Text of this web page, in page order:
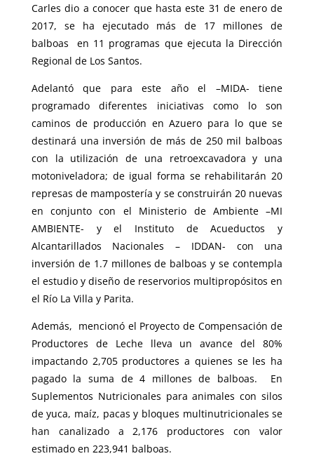
Carles dio a conocer que hasta este 31 de enero de
2017, se ha ejecutado más de 17 millones de
balboas en 11 programas que ejecuta la Dirección
Regional de Los Santos.
Adelantó que para este año el –MIDA- tiene
programado diferentes iniciativas como lo son
caminos de producción en Azuero para lo que se
destinará una inversión de más de 250 mil balboas
con la utilización de una retroexcavadora y una
motoniveladora; de igual forma se rehabilitarán 20
represas de mampostería y se construirán 20 nuevas
en conjunto con el Ministerio de Ambiente –MI
AMBIENTE- y el Instituto de Acueductos y
Alcantarillados Nacionales – IDDAN- con una
inversión de 1.7 millones de balboas y se contempla
el estudio y diseño de reservorios multipropósitos en
el Río La Villa y Parita.
Además, mencionó el Proyecto de Compensación de
Productores de Leche lleva un avance del 80%
impactando 2,705 productores a quienes se les ha
pagado la suma de 4 millones de balboas. En
Suplementos Nutricionales para animales con silos
de yuca, maíz, pacas y bloques multinutricionales se
han canalizado a 2,176 productores con valor
estimado en 223,941 balboas.